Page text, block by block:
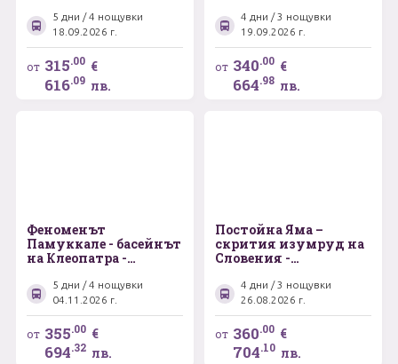
5 дни / 4 нощувки
18.09.2026 г.
от 315.00 €
616.09 лв.
4 дни / 3 нощувки
19.09.2026 г.
от 340.00 €
664.98 лв.
Феноменът
Памуккале - басейнът
на Клеопатра -
Хиераполис – Ефес -
домът на Дева Мария
- „Красивият Измир“
5 дни / 4 нощувки
04.11.2026 г.
от 355.00 €
694.32 лв.
Постойна Яма –
скрития изумруд на
Словения -
Загреб
4 дни / 3 нощувки
26.08.2026 г.
от 360.00 €
704.10 лв.